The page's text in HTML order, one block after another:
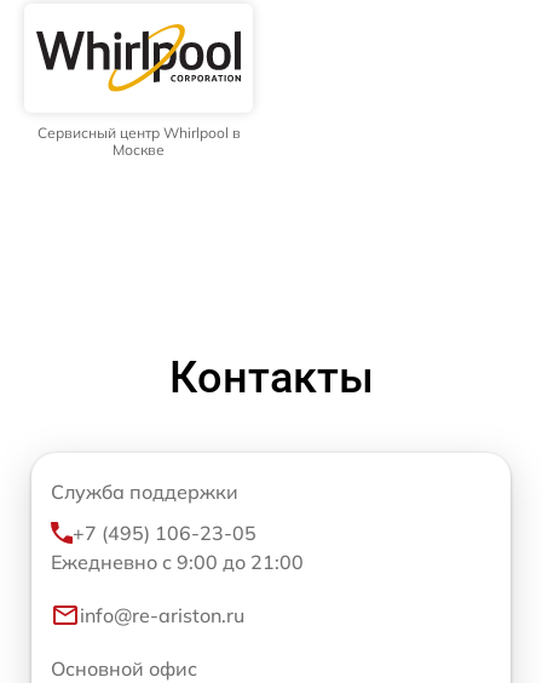
Сервисный центр Whirlpool в
Москве
Контакты
Служба поддержки
+7 (495) 106-23-05
Ежедневно с 9:00 до 21:00
info@re-ariston.ru
Основной офис